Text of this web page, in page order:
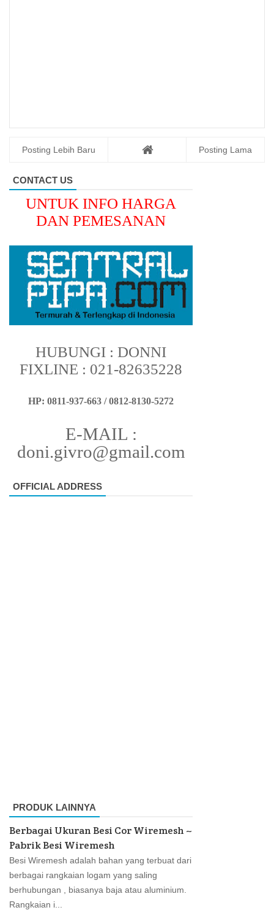
Posting Lebih Baru Posting Lama
CONTACT US
UNTUK INFO HARGA
DAN PEMESANAN
HUBUNGI : DONNI
FIXLINE : 021-82635228
HP: 0811-937-663 / 0812-8130-5272
E-MAIL :
doni.givro@gmail.com
OFFICIAL ADDRESS
PRODUK LAINNYA
Berbagai Ukuran Besi Cor Wiremesh ~
Pabrik Besi Wiremesh
Besi Wiremesh adalah bahan yang terbuat dari
berbagai rangkaian logam yang saling
berhubungan , biasanya baja atau aluminium.
Rangkaian i...